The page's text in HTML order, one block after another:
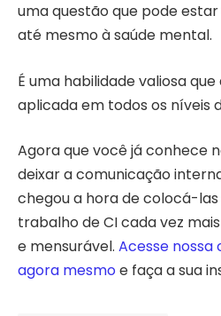
uma questão que pode
até mesmo à saúde mental.
É uma habilidade valiosa
aplicada em todos os níveis
Agora que você já conhece
deixar a comunicação
chegou a hora de colocá-
trabalho de CI cada vez
e mensurável. Acesse
agora mesmo e faça a sua